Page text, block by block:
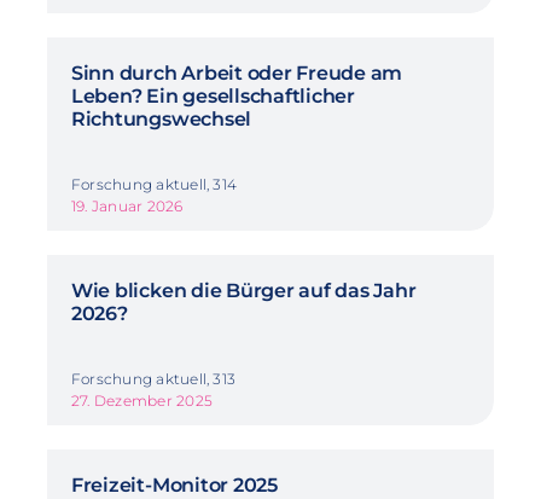
Sinn durch Arbeit oder Freude am
Leben? Ein gesellschaftlicher
Richtungswechsel
Forschung aktuell, 314
19. Januar 2026
Wie blicken die Bürger auf das Jahr
2026?
Forschung aktuell, 313
27. Dezember 2025
Freizeit-Monitor 2025